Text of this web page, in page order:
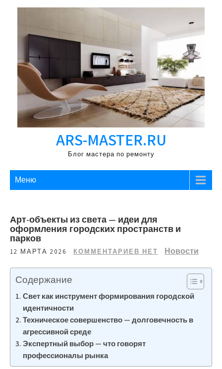
Перейти
ARS-MASTER.RU
Блог мастера по ремонту
Меню
Арт-объекты из света — идеи для
оформления городских пространств и
парков
12 МАРТА 2026 КОММЕНТАРИЕВ НЕТ Новости
Содержание
Свет как инструмент формирования городской
идентичности
Техническое совершенство — долговечность в
агрессивной среде
Экспертный выбор — что говорят
профессионалы рынка